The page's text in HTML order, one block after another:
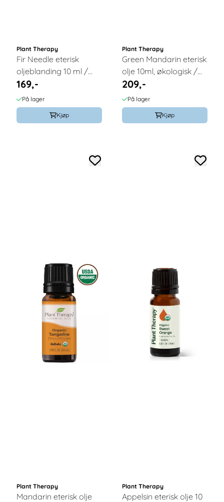
Plant Therapy
Fir Needle eterisk
oljeblanding 10 ml /
Plant Therapy
169,-
På lager
Kjøp
Plant Therapy
Green Mandarin eterisk
olje 10ml, økologisk /
Plant Therapy
209,-
På lager
Kjøp
Plant Therapy
Mandarin eterisk olje
Plant Therapy
Appelsin eterisk olje 10